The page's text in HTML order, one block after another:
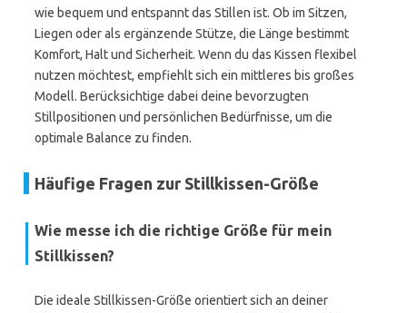
wie bequem und entspannt das Stillen ist. Ob im Sitzen,
Liegen oder als ergänzende Stütze, die Länge bestimmt
Komfort, Halt und Sicherheit. Wenn du das Kissen flexibel
nutzen möchtest, empfiehlt sich ein mittleres bis großes
Modell. Berücksichtige dabei deine bevorzugten
Stillpositionen und persönlichen Bedürfnisse, um die
optimale Balance zu finden.
Häufige Fragen zur Stillkissen-Größe
Wie messe ich die richtige Größe für mein
Stillkissen?
Die ideale Stillkissen-Größe orientiert sich an deiner